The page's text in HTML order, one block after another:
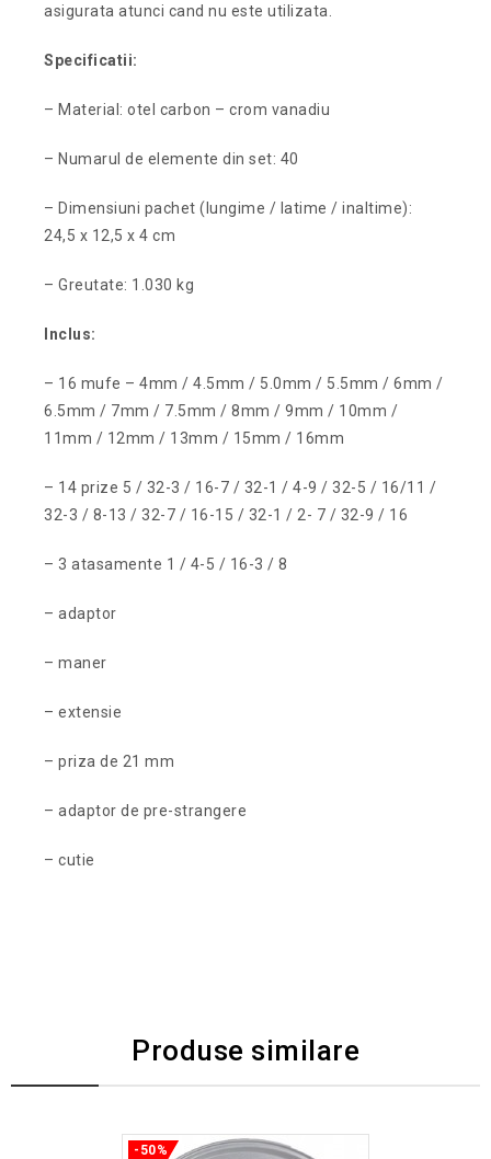
asigurata atunci cand nu este utilizata.
Specificatii:
– Material: otel carbon – crom vanadiu
– Numarul de elemente din set: 40
– Dimensiuni pachet (lungime / latime / inaltime):
24,5 x 12,5 x 4 cm
– Greutate: 1.030 kg
Inclus:
– 16 mufe – 4mm / 4.5mm / 5.0mm / 5.5mm / 6mm /
6.5mm / 7mm / 7.5mm / 8mm / 9mm / 10mm /
11mm / 12mm / 13mm / 15mm / 16mm
– 14 prize 5 / 32-3 / 16-7 / 32-1 / 4-9 / 32-5 / 16/11 /
32-3 / 8-13 / 32-7 / 16-15 / 32-1 / 2- 7 / 32-9 / 16
– 3 atasamente 1 / 4-5 / 16-3 / 8
– adaptor
– maner
– extensie
– priza de 21 mm
– adaptor de pre-strangere
– cutie
Produse similare
-50%